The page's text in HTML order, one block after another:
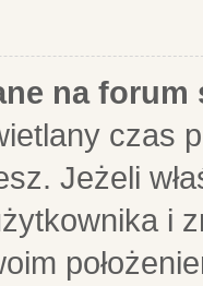
na forum
czas
Jeżeli
i